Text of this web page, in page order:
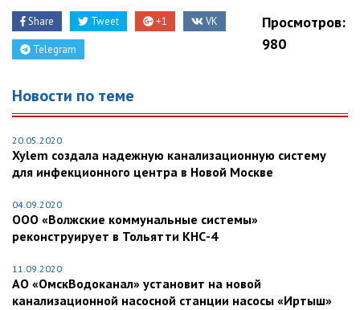
Share Tweet +1 VK
Telegram
Просмотров:
980
Новости по теме
20.05.2020
Xylem создала надежную канализационную систему
для инфекционного центра в Новой Москве
04.09.2020
ООО «Волжские коммунальные системы»
реконструирует в Тольятти КНС-4
11.09.2020
АО «ОмскВодоканал» установит на новой
канализационной насосной станции насосы «Иртыш»